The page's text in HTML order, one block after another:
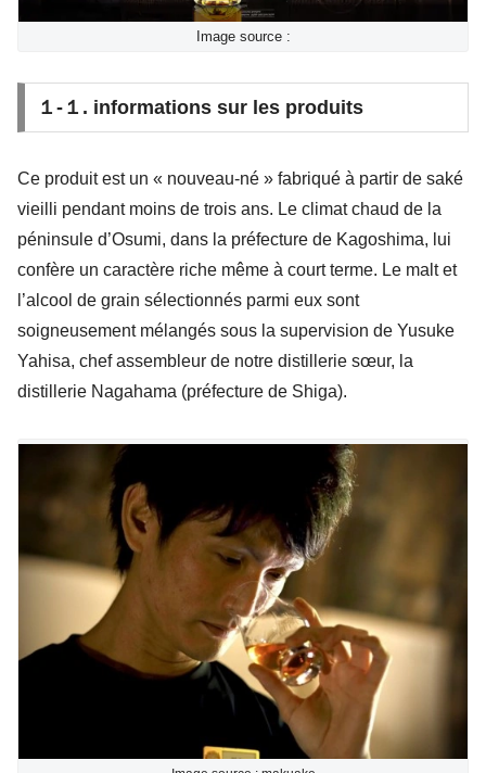
Image source :
１-１. informations sur les produits
Ce produit est un « nouveau-né » fabriqué à partir de saké
vieilli pendant moins de trois ans. Le climat chaud de la
péninsule d’Osumi, dans la préfecture de Kagoshima, lui
confère un caractère riche même à court terme. Le malt et
l’alcool de grain sélectionnés parmi eux sont
soigneusement mélangés sous la supervision de Yusuke
Yahisa, chef assembleur de notre distillerie sœur, la
distillerie Nagahama (préfecture de Shiga).